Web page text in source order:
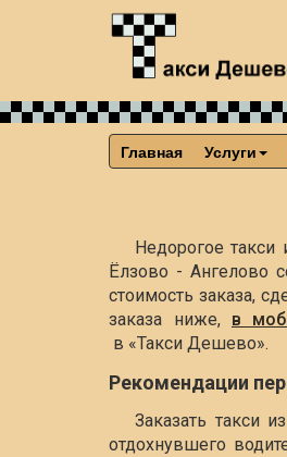
Главная Услуги
Недорогое такси
Ёлзово - Ангелово
стоимость заказа,
заказа ниже, в
в «Такси Дешево».
Рекомендации
Заказать такси
отдохнувшего